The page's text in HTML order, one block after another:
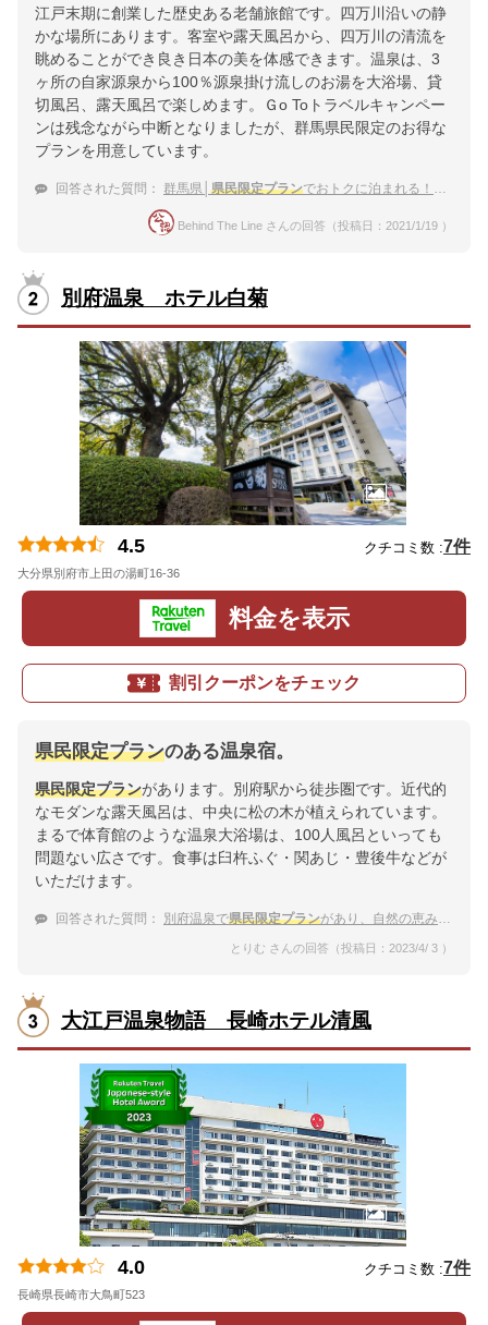
江戸末期に創業した歴史ある老舗旅館です。四万川沿いの静
かな場所にあります。客室や露天風呂から、四万川の清流を
眺めることができ良き日本の美を体感できます。温泉は、3
ヶ所の自家源泉から100％源泉掛け流しのお湯を大浴場、貸
切風呂、露天風呂で楽しめます。Ｇo Toトラベルキャンペー
ンは残念ながら中断となりましたが、群馬県民限定のお得な
プランを用意しています。
回答された質問： 群馬県│ 県民限定プランでおトクに泊まれる！マイクロツーリズムにおすすめの温泉宿
Behind The Line さんの回答（投稿日：2021/1/19 ）
別府温泉 ホテル白菊
4.5 クチコミ数 :7件
大分県別府市上田の湯町16-36
料金を表示
割引クーポンをチェック
県民限定プランのある温泉宿。
県民限定プランがあります。別府駅から徒歩圏です。近代的
なモダンな露天風呂は、中央に松の木が植えられています。
まるで体育館のような温泉大浴場は、100人風呂といっても
問題ない広さです。食事は臼杵ふぐ・関あじ・豊後牛などが
いただけます。
回答された質問： 別府温泉で県民限定プランがあり、自然の恵みの料理と温泉を満喫できる宿
とりむ さんの回答（投稿日：2023/4/ 3 ）
大江戸温泉物語 長崎ホテル清風
4.0 クチコミ数 :7件
長崎県長崎市大鳥町523